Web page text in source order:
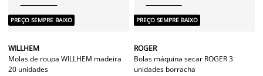
PREÇO SEMPRE BAIXO
WILLHEM
Molas de roupa WILLHEM madeira
20 unidades
PREÇO SEMPRE BAIXO
ROGER
Bolas máquina secar ROGER 3
unidades borracha